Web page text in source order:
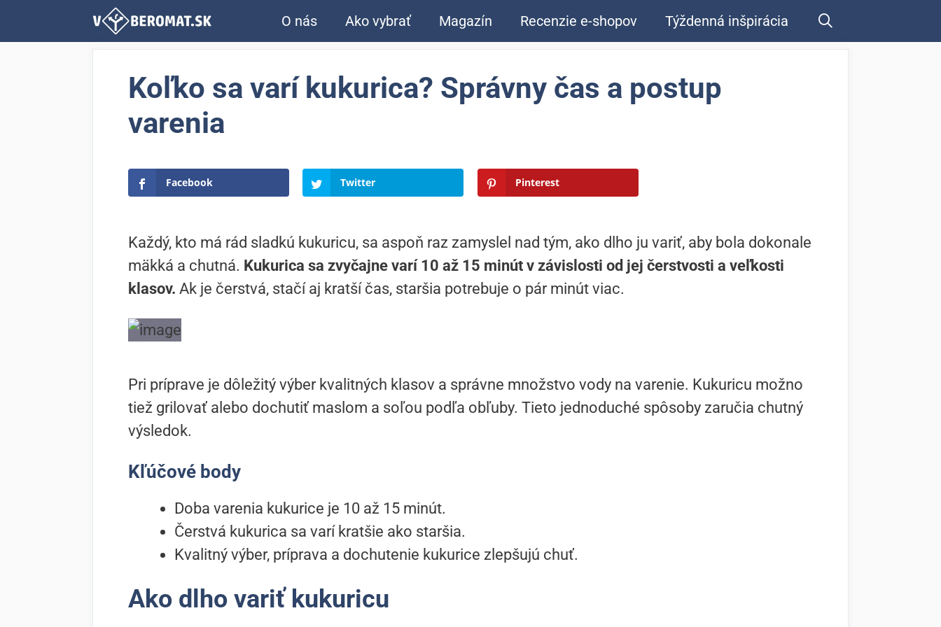
O nás Ako vybrať Magazín Recenzie e-shopov Týždenná inšpirácia
Koľko sa varí kukurica? Správny čas a postup
varenia
Facebook Twitter Pinterest
Každý, kto má rád sladkú kukuricu, sa aspoň raz zamyslel nad tým, ako dlho ju variť, aby bola dokonale
mäkká a chutná. Kukurica sa zvyčajne varí 10 až 15 minút v závislosti od jej čerstvosti a veľkosti
klasov. Ak je čerstvá, stačí aj kratší čas, staršia potrebuje o pár minút viac.
Pri príprave je dôležitý výber kvalitných klasov a správne množstvo vody na varenie. Kukuricu možno
tiež grilovať alebo dochutiť maslom a soľou podľa obľuby. Tieto jednoduché spôsoby zaručia chutný
výsledok.
Kľúčové body
Doba varenia kukurice je 10 až 15 minút.
Čerstvá kukurica sa varí kratšie ako staršia.
Kvalitný výber, príprava a dochutenie kukurice zlepšujú chuť.
Ako dlho variť kukuricu